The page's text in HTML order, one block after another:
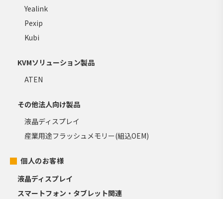
Yealink
Pexip
Kubi
KVMソリューション製品
ATEN
その他法人向け製品
液晶ディスプレイ
産業用途フラッシュメモリー(組込OEM)
個人のお客様
液晶ディスプレイ
スマートフォン・タブレット関連